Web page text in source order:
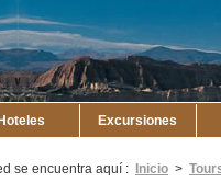
Hoteles Excursiones
se encuentra aquí : Inicio >